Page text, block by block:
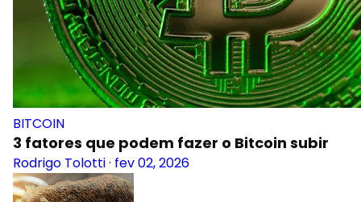
BITCOIN
3 fatores que podem fazer o Bitcoin subir
Rodrigo Tolotti· fev 02, 2026